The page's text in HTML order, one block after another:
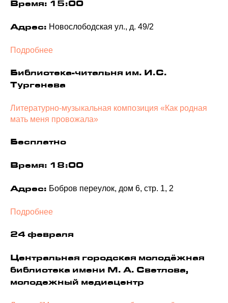
Время: 15:00
Адрес: Новослободская ул., д. 49/2
Подробнее
Библиотека-читальня им. И.С.
Тургенева
Литературно-музыкальная композиция «Как родная
мать меня провожала»
Бесплатно
Время: 18:00
Адрес: Бобров переулок, дом 6, стр. 1, 2
Подробнее
24 февраля
Центральная городская молодёжная
библиотека имени М. А. Светлова,
молодежный медиацентр